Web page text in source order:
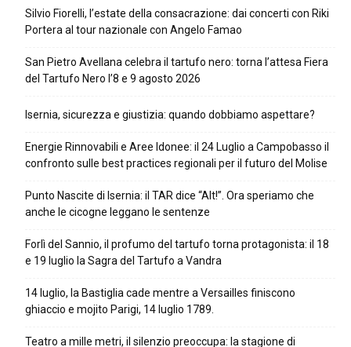
Silvio Fiorelli, l’estate della consacrazione: dai concerti con Riki
Portera al tour nazionale con Angelo Famao
San Pietro Avellana celebra il tartufo nero: torna l’attesa Fiera
del Tartufo Nero l’8 e 9 agosto 2026
Isernia, sicurezza e giustizia: quando dobbiamo aspettare?
Energie Rinnovabili e Aree Idonee: il 24 Luglio a Campobasso il
confronto sulle best practices regionali per il futuro del Molise
Punto Nascite di Isernia: il TAR dice “Alt!”. Ora speriamo che
anche le cicogne leggano le sentenze
Forlì del Sannio, il profumo del tartufo torna protagonista: il 18
e 19 luglio la Sagra del Tartufo a Vandra
14 luglio, la Bastiglia cade mentre a Versailles finiscono
ghiaccio e mojito Parigi, 14 luglio 1789.
Teatro a mille metri, il silenzio preoccupa: la stagione di